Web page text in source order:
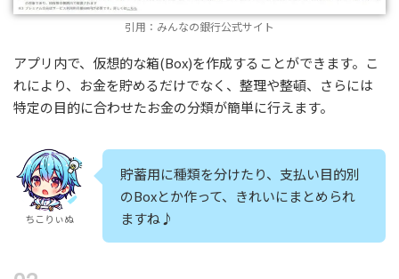
引用：みんなの銀行公式サイト
アプリ内で、仮想的な箱(Box)を作成することができます。こ
れにより、お金を貯めるだけでなく、整理や整頓、さらには
特定の目的に合わせたお金の分類が簡単に行えます。
ちこりぃぬ
貯蓄用に種類を分けたり、支払い目的別
のBoxとか作って、きれいにまとめられ
ますね♪